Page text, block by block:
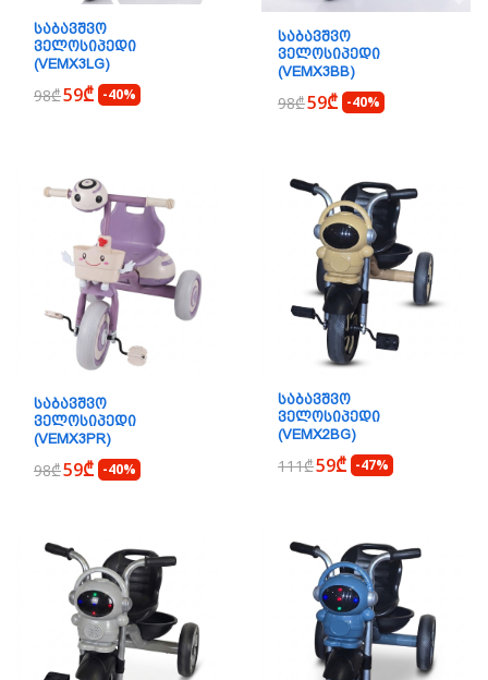
ᲡᲐᲑᲐᲕᲨᲕᲝ
ᲕᲔᲚᲝᲡᲘᲞᲔᲓᲘ
(VEMX3LG)
98₾59₾ -40%
ᲡᲐᲑᲐᲕᲨᲕᲝ
ᲕᲔᲚᲝᲡᲘᲞᲔᲓᲘ
(VEMX3BB)
98₾59₾ -40%
ᲡᲐᲑᲐᲕᲨᲕᲝ
ᲕᲔᲚᲝᲡᲘᲞᲔᲓᲘ
(VEMX3PR)
98₾59₾ -40%
ᲡᲐᲑᲐᲕᲨᲕᲝ
ᲕᲔᲚᲝᲡᲘᲞᲔᲓᲘ
(VEMX2BG)
111₾59₾ -47%